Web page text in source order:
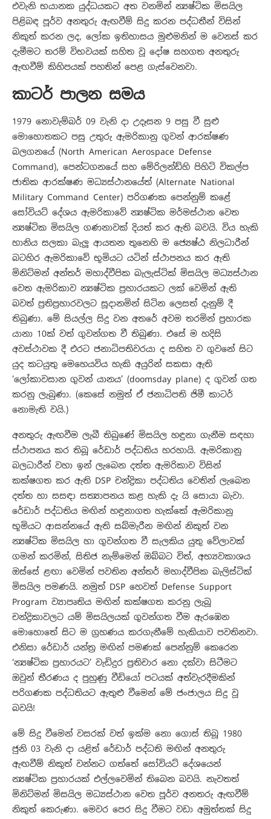
එවැනි භයානක යුද්ධයකට අත වනමින් න්‍යෂ්ටික මිසයිල
පිළිබඳ පූර්ව අනතුරු ඇඟවීම් සිදු කරන පද්ධතීන් විසින්
නිකුත් කරන ලද, ලෝක ඉතිහාසය මුළුමනින් ම වෙනස් කර
දැමීමට තරම් විභවයක් සහිත වූ දෝෂ සහගත අනතුරු
ඇඟවීම් කිහිපයක් පහතින් පෙළ ගැස්වෙනවා.
කාටර් පාලන සමය
1979 නොවැම්බර් 09 වැනි දා උදෑසන 9 පසු වී සුළු
මොහොතකට පසු උතුරු ඇමරිකානු ගුවන් ආරක්ෂණ
බලගනයේ (North American Aerospace Defense
Command), පෙන්ටගනයේ සහ මේරිලන්ඩ්හි පිහිටි විකල්ප
ජාතික ආරක්ෂණ මධ්‍යස්ථානයේත් (Alternate National
Military Command Center) පරිගණක පෙන්නුම් කළේ
සෝවියට් දේශය ඇමරිකාවේ න්‍යෂ්ටික මර්මස්ථාන වෙත
න්‍යෂ්ටික මිසයිල ගණනාවක් දියත් කර ඇති බවයි. විය හැකි
හානිය සලකා බැලූ ආයතන තුනෙහි ම ජ්‍යෙෂ්ඨ නිලධාරීන්
බටහිර ඇමරිකාවේ භූමියට යටින් ස්ථාපනය කර ඇති
මිනිට්මන් අන්තර් මහාද්වීපික බැලැස්ටික් මිසයිල මධ්‍යස්ථාන
වෙත ඇමරිකාව න්‍යෂ්ටික ප්‍රහාරයකට ලක් වෙමින් ඇති
බවත් ප්‍රතිප්‍රහාරවලට සූදානමින් සිටින ලෙසත් දැනුම් දී
තිබුණා. මේ සියල්ල සිදු වන අතරේ අවම තරමින් ප්‍රහාරක
යානා 10ක් වත් ගුවන්ගත වී තිබුණා. එසේ ම හදිසි
අවස්ථාවක දී එරට ජනාධිපතිවරයා ද සහිත ව ගුවනේ සිට
යුද කටයුතු මෙහෙයවිය හැකි අයුරින් සකසා ඇති
‘ලෝකාවසාන ගුවන් යානය’ (doomsday plane) ද ගුවන් ගත
කරනු ලැබුණා. (කෙසේ නමුත් ඒ ජනාධිපති ජිමී කාටර්
නොමැති වයි.)
අනතුරු ඇඟවීම ලැබී තිබුණේ මිසයිල හඳුනා ගැනීම සඳහා
ස්ථාපනය කර තිබූ රේඩාර් පද්ධතිය හරහායි. ඇමරිකානු
බලධාරීන් වහා ඉන් ලැබෙන දත්ත ඇමරිකාව විසින්
කක්ෂගත කර ඇති DSP චන්ද්‍රිකා පද්ධතිය වෙතින් ලැබෙන
දත්ත හා සසඳා සත්‍යාපනය කළ හැකි දැ යි සොයා බැවා.
රේඩාර් පද්ධතිය මඟින් හඳුනාගත හැක්කේ ඇමරිකානු
භූමියට ආසන්නයේ ඇති සබ්මැරීන මඟින් නිකුත් වන
න්‍යෂ්ටික මිසයිල හා ගුවන්ගත වී සැලකිය යුතු වේලාවක්
ගමන් කරමින්, සිතිජ නැම්මෙන් ඔබ්බට විත්, අභ්‍යවකාශය
ඔස්සේ ළඟා වෙමින් පවතින අන්තර් මහාද්වීපික බැලිස්ටික්
මිසයිල පමණයි. නමුත් DSP හෙවත් Defense Support
Program ව්‍යාපෘතිය මඟින් කක්ෂගත කරනු ලැබූ
චන්ද්‍රිකාවලට යම් මිසයිලයක් ගුවන්ගත වීම ඇරඹෙන
මොහොතේ සිට ම ග්‍රහණය කරගැනීමේ හැකියාව පවතිනවා.
එනිසා රේඩාර් යන්ත්‍ර මඟින් පමණක් පෙන්නුම් කෙරෙන
‘න්‍යෂ්ටික ප්‍රහාරයට’ වැඩිදුර ප්‍රතිචාර නො දක්වා සිටීමට
ඔවුන් තීරණය ද පුහුණු වීඩියෝ පටයක් අත්වැරදීමකින්
පරිගණක පද්ධතියට ඇතුළු වීමෙන් මේ ජංජාලය සිදු වූ
බවයි!
මේ සිදු වීමෙන් වසරක් වත් ඉක්ම නො ගොස් තිබූ 1980
ජුනි 03 වැනි දා යළිත් රේඩාර් පද්ධති මඟින් අනතුරු
ඇඟවීම් නිකුත් වන්නට ගත්තේ සෝවියට් දේශයෙන්
න්‍යෂ්ටික ප්‍රහාරයක් එල්ලවෙමින් තිබෙන බවයි. නැවතත්
මිනිට්මන් මිසයිල මධ්‍යස්ථාන වෙත පූර්ව අනතරු ඇඟවීම්
නිකුත් කෙරුණා. මෙවර පෙර සිදු වීමට වඩා අමුත්තක් සිදු